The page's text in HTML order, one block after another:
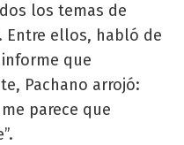
los temas de
Entre ellos, habló de
que
Pachano arrojó:
parece que